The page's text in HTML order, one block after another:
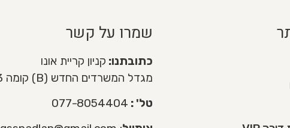
שמרו על קשר
כתובתנו: קניון קריית אונו
מגדל המשרדים החדש (B) קומה 3
טל' : 077-8054404